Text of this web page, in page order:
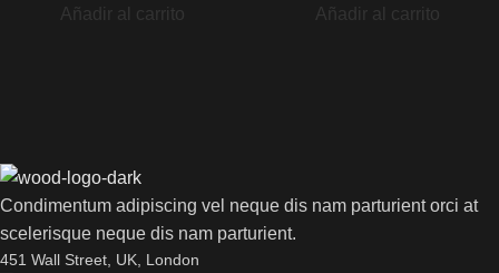
Añadir al carrito
Añadir al carrito
Condimentum adipiscing vel neque dis nam parturient orci at
scelerisque neque dis nam parturient.
451 Wall Street, UK, London